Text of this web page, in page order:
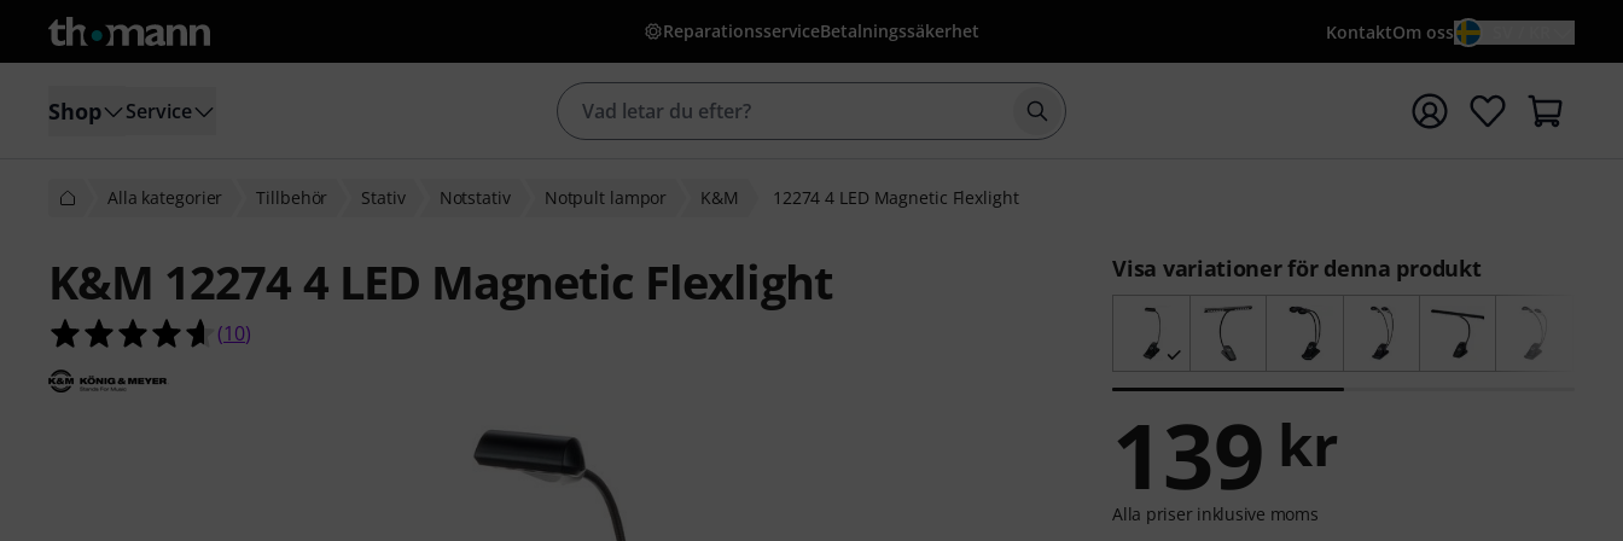
ReparationsserviceBetalningssäkerhet KontaktOm oss
Shop Service Börja sökningen med söktermen {searchTerm}
Alla kategorier Tillbehör Stativ Notstativ Notpult lampor K&M 12274 4 LED Magnetic Flexlight
K&M 12274 4 LED Magnetic Flexlight
4.6 av 5 stjärnor från 10 kundbetyg
(10)
Visa variationer för denna produkt
139 kr
Alla priser inklusive moms